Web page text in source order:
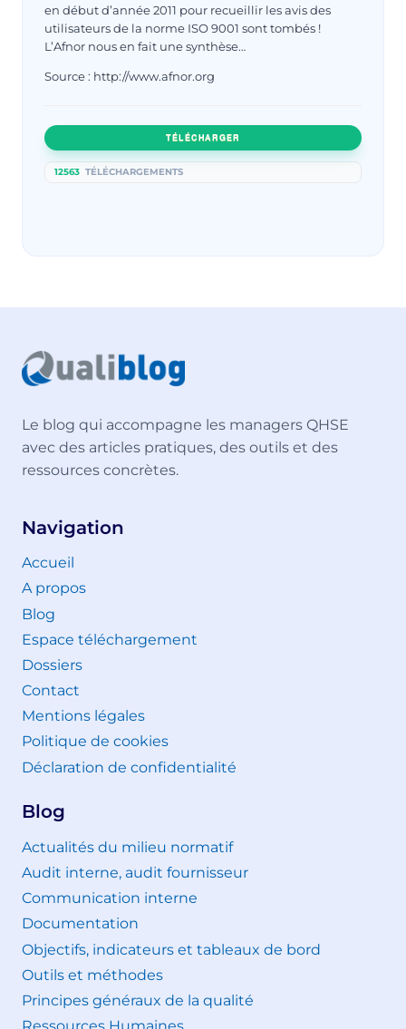
en début d’année 2011 pour recueillir les avis des
utilisateurs de la norme ISO 9001 sont tombés !
L’Afnor nous en fait une synthèse…
Source : http://www.afnor.org
TÉLÉCHARGER
12563 TÉLÉCHARGEMENTS
Le blog qui accompagne les managers QHSE
avec des articles pratiques, des outils et des
ressources concrètes.
Navigation
Accueil
A propos
Blog
Espace téléchargement
Dossiers
Contact
Mentions légales
Politique de cookies
Déclaration de confidentialité
Blog
Actualités du milieu normatif
Audit interne, audit fournisseur
Communication interne
Documentation
Objectifs, indicateurs et tableaux de bord
Outils et méthodes
Principes généraux de la qualité